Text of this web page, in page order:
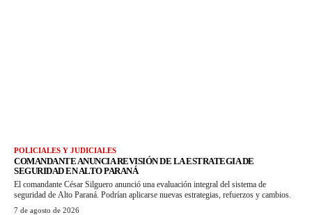
POLICIALES Y JUDICIALES
COMANDANTE ANUNCIA REVISIÓN DE LA ESTRATEGIA DE
SEGURIDAD EN ALTO PARANÁ
El comandante César Silguero anunció una evaluación integral del sistema de
seguridad de Alto Paraná. Podrían aplicarse nuevas estrategias, refuerzos y cambios.
7 de agosto de 2026